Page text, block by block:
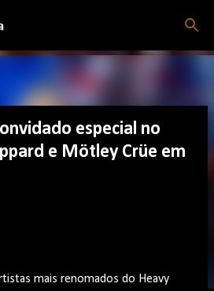
o conteúdo principal
especial no
e Mötley Crüe em
mais renomados do Heavy